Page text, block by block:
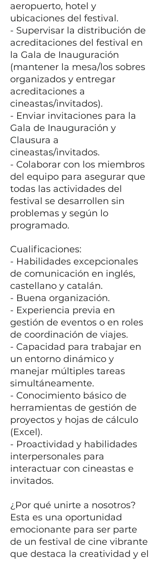
aeropuerto, hotel y
ubicaciones del festival.
- Supervisar la distribución de
acreditaciones del festival en
la Gala de Inauguración
(mantener la mesa/los sobres
organizados y entregar
acreditaciones a
cineastas/invitados).
- Enviar invitaciones para la
Gala de Inauguración y
Clausura a
cineastas/invitados.
- Colaborar con los miembros
del equipo para asegurar que
todas las actividades del
festival se desarrollen sin
problemas y según lo
programado.
Cualificaciones:
- Habilidades excepcionales
de comunicación en inglés,
castellano y catalán.
- ​Buena organización.
- Experiencia previa en
gestión de eventos o en roles
de coordinación de viajes.
- Capacidad para trabajar en
un entorno dinámico y
manejar múltiples tareas
simultáneamente.
- Conocimiento básico de
herramientas de gestión de
proyectos y hojas de cálculo
(Excel).
- Proactividad y habilidades
interpersonales para
interactuar con cineastas e
invitados.
¿Por qué unirte a nosotros?
Esta es una oportunidad
emocionante para ser parte
de un festival de cine vibrante
que destaca la creatividad y el